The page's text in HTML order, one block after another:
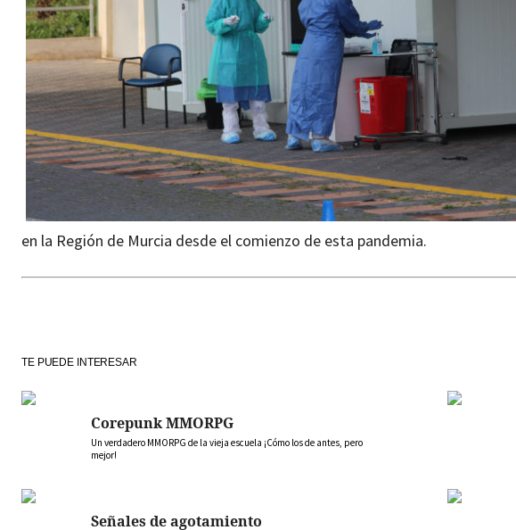
en la Región de Murcia desde el comienzo de esta pandemia.
TE PUEDE INTERESAR
Corepunk MMORPG
Un verdadero MMORPG de la vieja escuela ¡Cómo los de antes, pero
mejor!
Señales de agotamiento